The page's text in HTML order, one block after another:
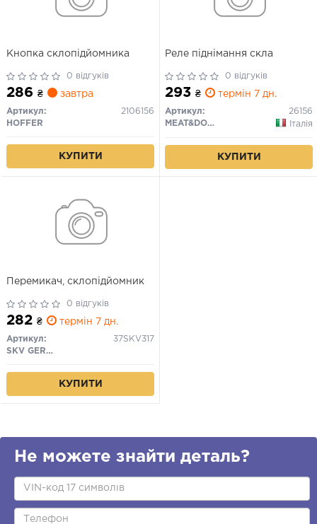
Кнопка склопідйомника
0 відгуків
286 ₴ завтра
Артикул:
2106156
HOFFER
КУПИТИ
Реле піднімання скла
0 відгуків
293 ₴ термін 7 дн.
Артикул:
26156
MEAT&DORIA
Італія
КУПИТИ
Перемикач, склопідйомник
0 відгуків
282 ₴ термін 7 дн.
Артикул:
37SKV317
SKV GERMANY
КУПИТИ
Не можете знайти деталь?